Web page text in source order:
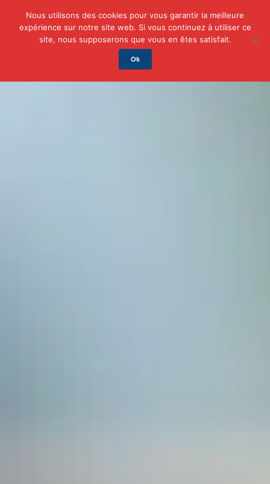
Auto/Moto Business Famille Finance
Nous utilisons des cookies pour vous garantir la meilleure
expérience sur notre site web. Si vous continuez à utiliser ce
site, nous supposerons que vous en êtes satisfait.
Ok